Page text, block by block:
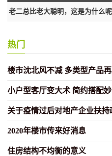
老二总比老大聪明，这是为什么呢
热门
楼市沈北风不减 多类型产品
小户型客厅变大术 简约搭配
关于疫情过后对地产企业扶持
2020年楼市传来好消息
住房结构不均衡的意义